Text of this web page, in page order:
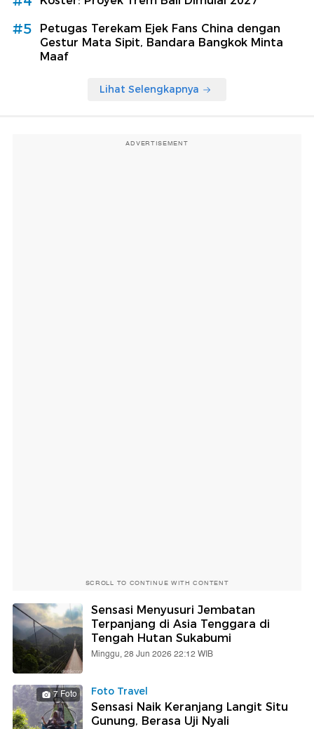
#5
Petugas Terekam Ejek Fans China dengan
Gestur Mata Sipit, Bandara Bangkok Minta
Maaf
Lihat Selengkapnya
ADVERTISEMENT
SCROLL TO CONTINUE WITH CONTENT
Sensasi Menyusuri Jembatan
Terpanjang di Asia Tenggara di
Tengah Hutan Sukabumi
Minggu, 28 Jun 2026 22:12 WIB
7 Foto Foto Travel
Sensasi Naik Keranjang Langit Situ
Gunung, Berasa Uji Nyali